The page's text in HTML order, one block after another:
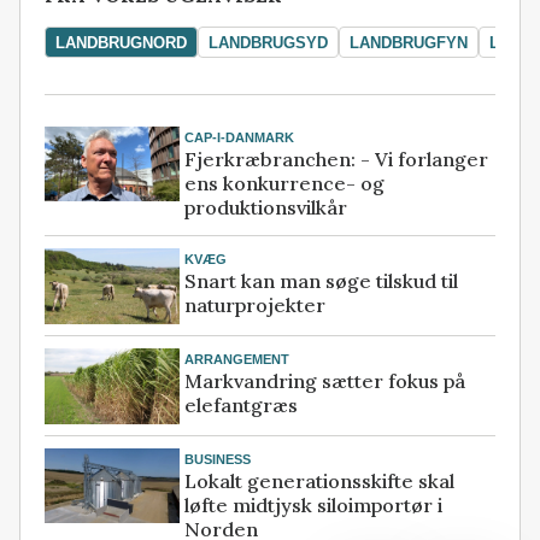
LANDBRUGNORD LANDBRUGSYD LANDBRUGFYN
CAP-I-DANMARK
Fjerkræbranchen: - Vi forlanger
ens konkurrence- og
produktionsvilkår
KVÆG
Snart kan man søge tilskud til
naturprojekter
ARRANGEMENT
Markvandring sætter fokus på
elefantgræs
BUSINESS
Lokalt generationsskifte skal
løfte midtjysk siloimportør i
Norden